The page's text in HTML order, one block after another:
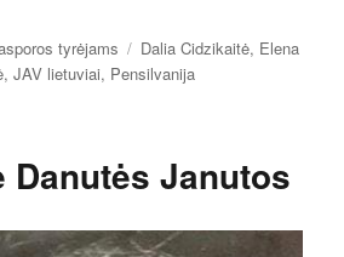
tyrėjams Žymos
Dalia Cidzikaitė, Elena
,JAV lietuviai, Pensilvanija
Danutės Janutos